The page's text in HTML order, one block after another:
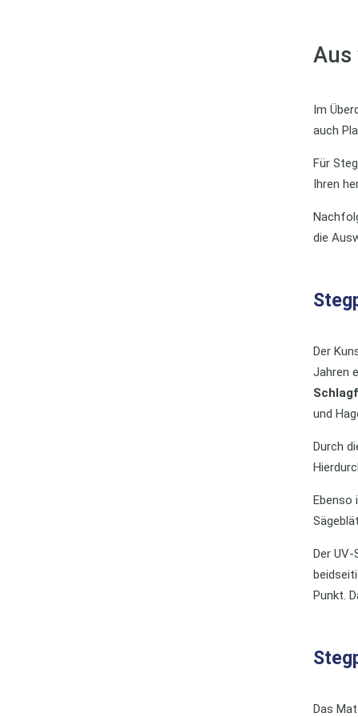
Aus
Im
auch
Für
Ihren
die
Der
Jahren
und
Durch
Ebenso
Der
Punkt.
Das